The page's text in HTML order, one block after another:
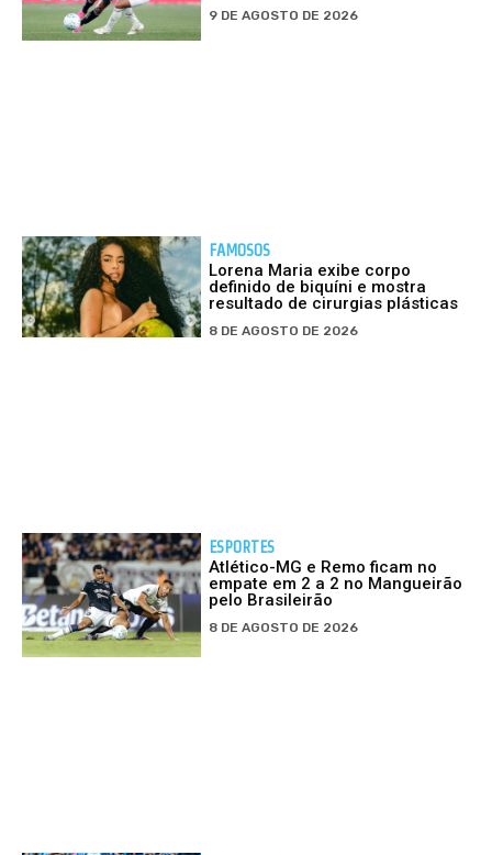
9 DE AGOSTO DE 2026
FAMOSOS
Lorena Maria exibe corpo
definido de biquíni e mostra
resultado de cirurgias plásticas
8 DE AGOSTO DE 2026
ESPORTES
Atlético-MG e Remo ficam no
empate em 2 a 2 no Mangueirão
pelo Brasileirão
8 DE AGOSTO DE 2026